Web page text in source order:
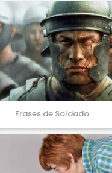
Frases de Soldado